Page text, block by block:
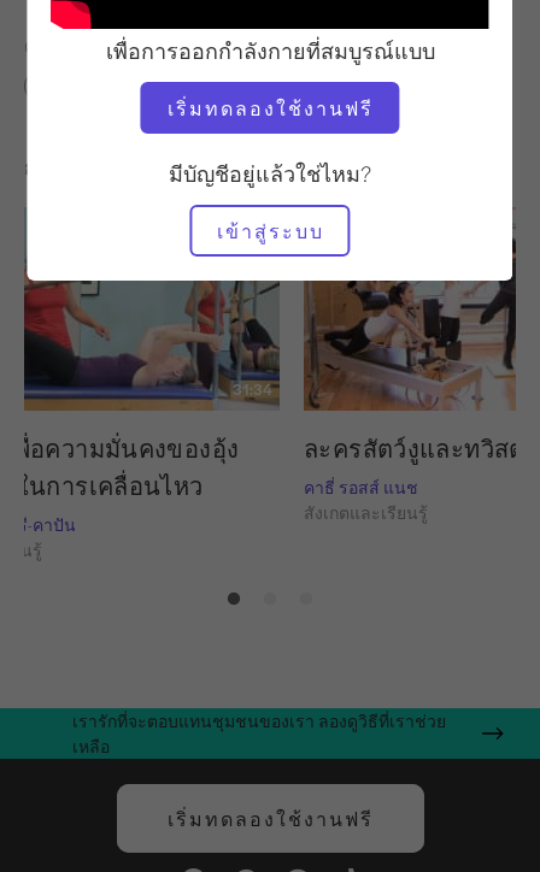
เพื่อการออกกำลังกายที่สมบูรณ์แบบ
เริ่มทดลองใช้งานฟรี
มีบัญชีอยู่แล้วใช่ไหม?
เข้าสู่ระบบ
ค้นหาชั้นเรียนที่คล้ายคลึงกันสำหรับ
สตูดิโอทั้งหมด
การออกกำลังกายอื่น ๆ ที่คุณอาจชอบ
31:34
พื่อความมั่นคงของอุ้ง
ในการเคลื่อนไหว
ร์รี-คาปัน
ยนรู้
ละครสัตว์งูและทวิสต์
คาธี่ รอสส์ แนช
สังเกตและเรียนรู้
เรารักที่จะตอบแทนชุมชนของเรา ลองดูวิธีที่เราช่วย
เหลือ
เริ่มทดลองใช้งานฟรี